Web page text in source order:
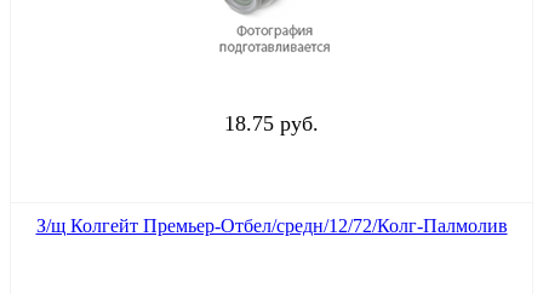
18.75 руб.
З/щ Колгейт Премьер-Отбел/средн/12/72/Колг-Палмолив